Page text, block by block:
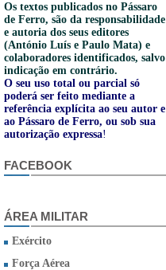
Os textos publicados no Pássaro
de Ferro, são da responsabilidade
e autoria dos seus editores
(António Luís e Paulo Mata) e
colaboradores identificados, salvo
indicação em contrário.
O seu uso total ou parcial só
poderá ser feito mediante a
referência explícita ao seu autor e
ao Pássaro de Ferro, ou sob sua
autorização expressa!
FACEBOOK
ÁREA MILITAR
Exército
Força Aérea